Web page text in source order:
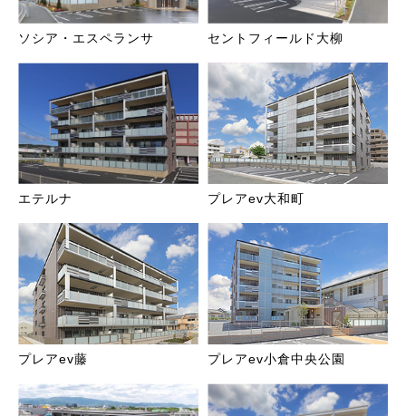
ソシア・エスペランサ セントフィールド大柳
エテルナ プレアev大和町
プレアev藤 プレアev小倉中央公園